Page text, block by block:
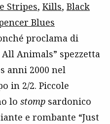
Stripes, Kills, Black
Blues
proclama di
Animals” spezzetta
anni 2000 nel
in 2/2. Piccole
lo stomp sardonico
e rombante “Just